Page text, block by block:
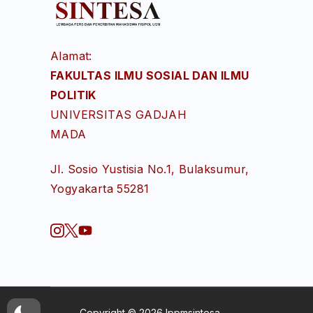
Alamat:
FAKULTAS ILMU SOSIAL DAN ILMU
POLITIK
UNIVERSITAS GADJAH
MADA
Jl. Sosio Yustisia No.1, Bulaksumur,
Yogyakarta 55281